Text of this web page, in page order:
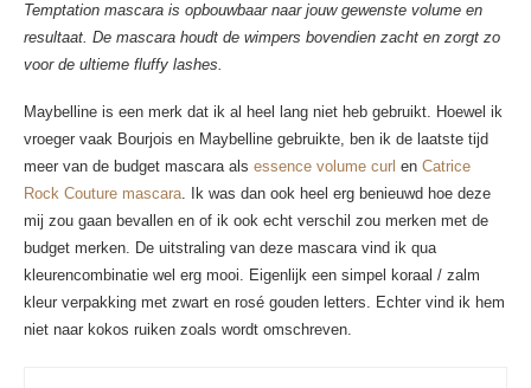
Temptation mascara is opbouwbaar naar jouw gewenste volume en
resultaat. De mascara houdt de wimpers bovendien zacht en zorgt zo
voor de ultieme fluffy lashes.
Maybelline is een merk dat ik al heel lang niet heb gebruikt. Hoewel ik
vroeger vaak Bourjois en Maybelline gebruikte, ben ik de laatste tijd
meer van de budget mascara als essence volume curl en Catrice
Rock Couture mascara. Ik was dan ook heel erg benieuwd hoe deze
mij zou gaan bevallen en of ik ook echt verschil zou merken met de
budget merken. De uitstraling van deze mascara vind ik qua
kleurencombinatie wel erg mooi. Eigenlijk een simpel koraal / zalm
kleur verpakking met zwart en rosé gouden letters. Echter vind ik hem
niet naar kokos ruiken zoals wordt omschreven.